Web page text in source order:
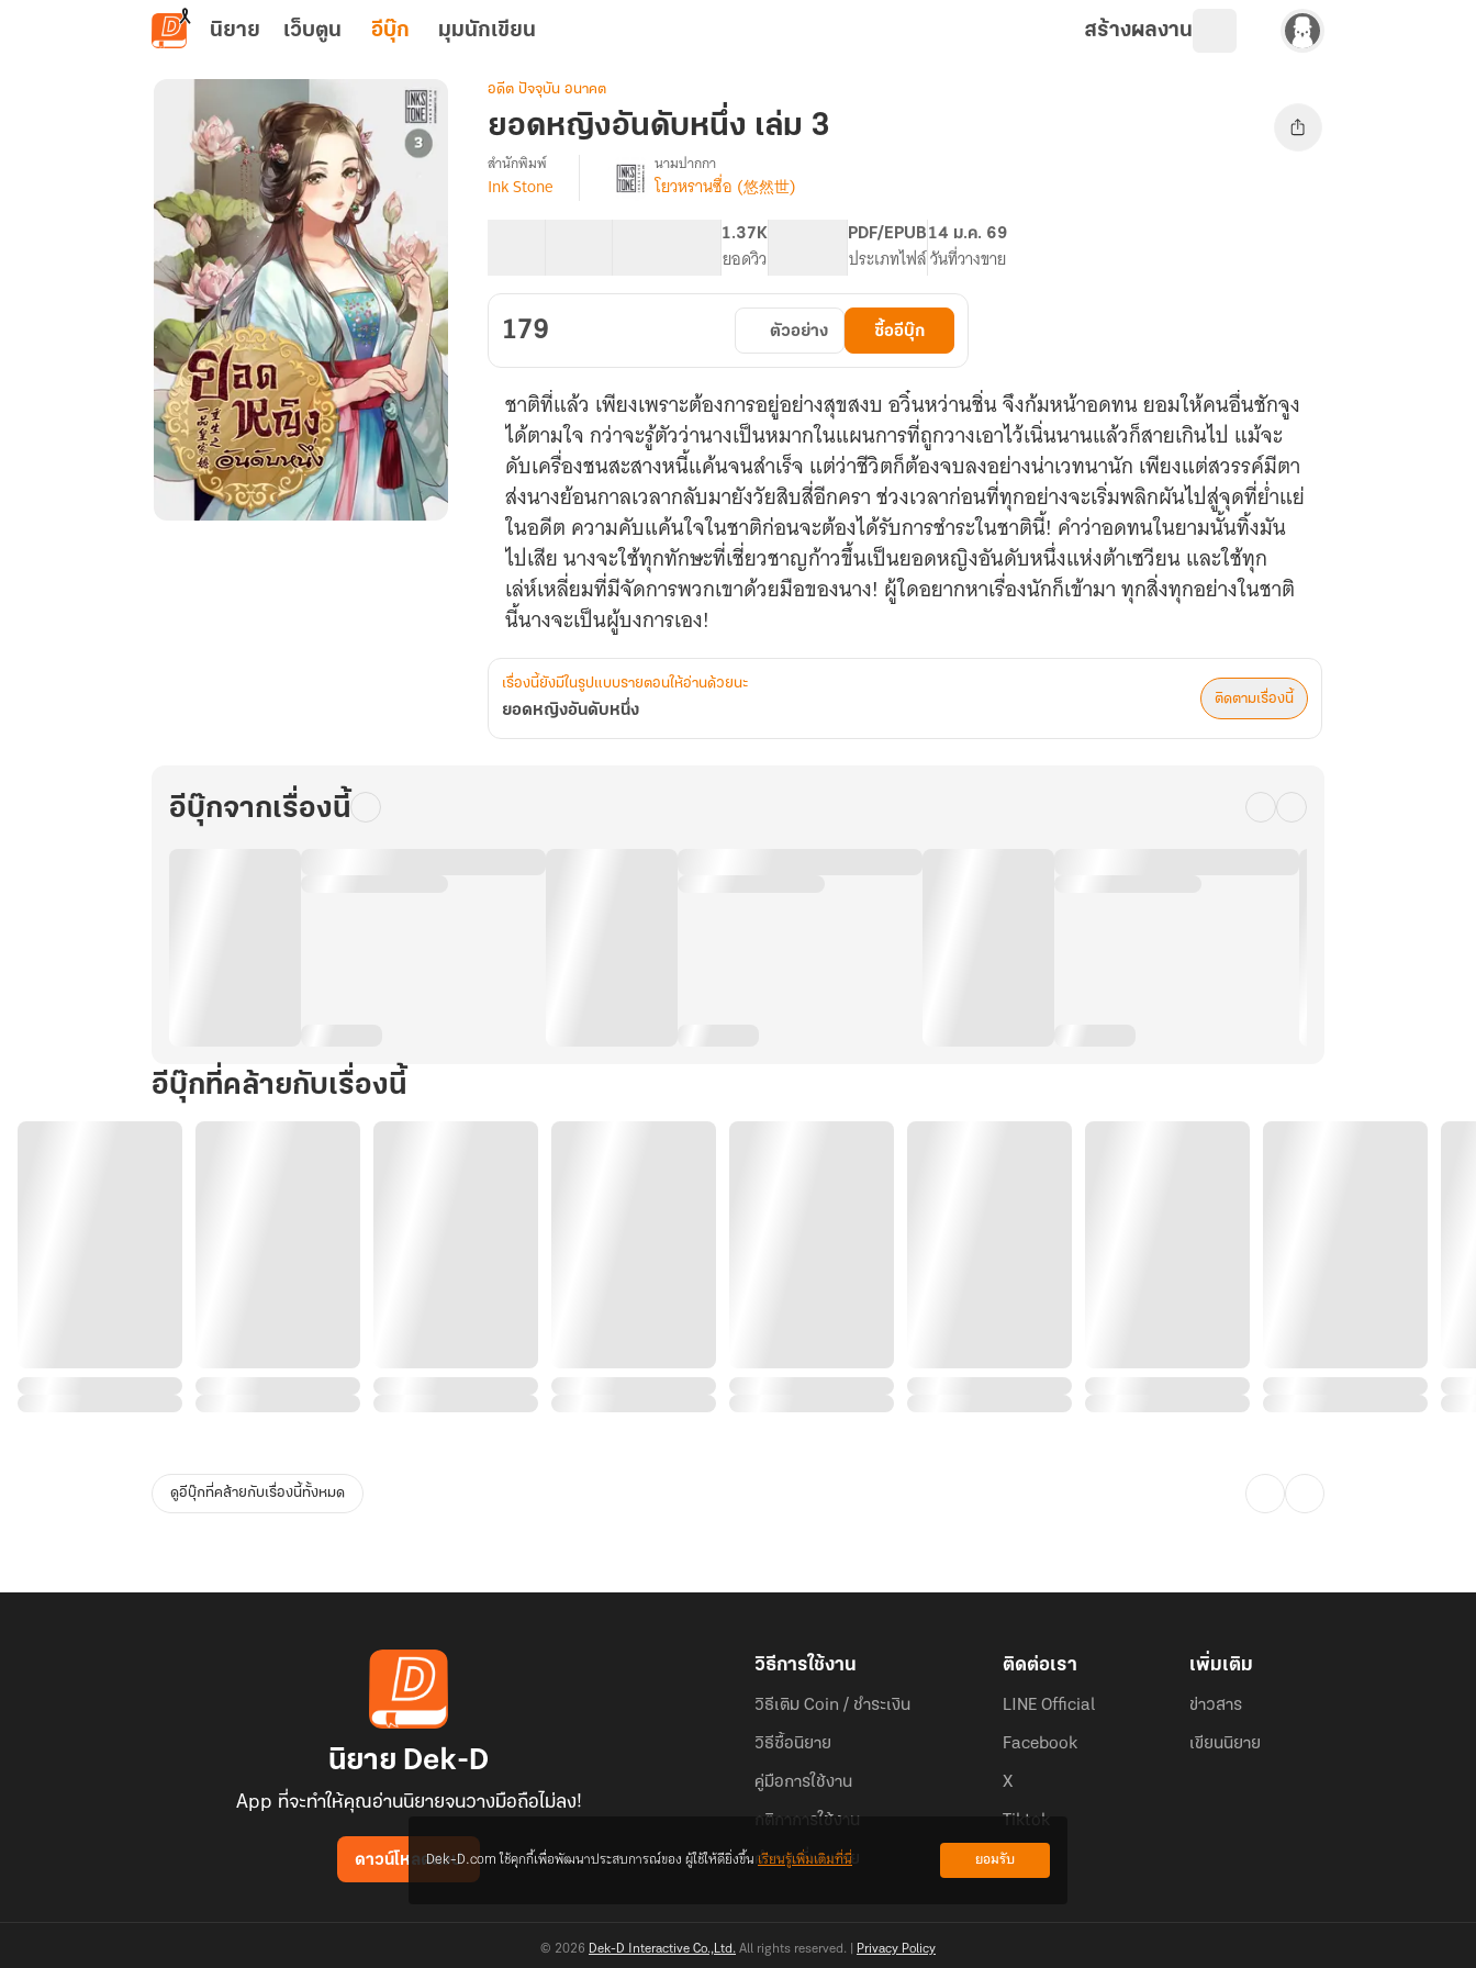
ข้ามไปยังเนื้อหาหลัก
นิยาย เว็บตูน อีบุ๊ก มุมนักเขียน สร้างผลงาน
อดีต ปัจจุบัน อนาคต
ยอดหญิงอันดับหนึ่ง เล่ม 3
เรื่อง
สำนักพิมพ์
Ink Stone
นามปากกา
โยวหรานซื่อ (悠然世)
1.37K
ยอดวิว
PDF/EPUB
ประเภทไฟล์
14 ม.ค. 69
วันที่วางขาย
179 ตัวอย่าง ซื้ออีบุ๊ก
ชาติที่แล้ว เพียงเพราะต้องการอยู่อย่างสุขสงบ อวิ๋นหว่านชิ่น จึงก้มหน้าอดทน ยอมให้คนอื่นชักจูง
ได้ตามใจ กว่าจะรู้ตัวว่านางเป็นหมากในแผนการที่ถูกวางเอาไว้เนิ่นนานแล้วก็สายเกินไป แม้จะ
ดับเครื่องชนสะสางหนี้แค้นจนสำเร็จ แต่ว่าชีวิตก็ต้องจบลงอย่างน่าเวทนานัก เพียงแต่สวรรค์มีตา
ส่งนางย้อนกาลเวลากลับมายังวัยสิบสี่อีกครา ช่วงเวลาก่อนที่ทุกอย่างจะเริ่มพลิกผันไปสู่จุดที่ย่ำแย่
ในอดีต ความคับแค้นใจในชาติก่อนจะต้องได้รับการชำระในชาตินี้! คำว่าอดทนในยามนั้นทิ้งมัน
ไปเสีย นางจะใช้ทุกทักษะที่เชี่ยวชาญก้าวขึ้นเป็นยอดหญิงอันดับหนึ่งแห่งต้าเซวียน และใช้ทุก
เล่ห์เหลี่ยมที่มีจัดการพวกเขาด้วยมือของนาง! ผู้ใดอยากหาเรื่องนักก็เข้ามา ทุกสิ่งทุกอย่างในชาติ
นี้นางจะเป็นผู้บงการเอง!
เรื่องนี้ยังมีในรูปแบบรายตอนให้อ่านด้วยนะ
ยอดหญิงอันดับหนึ่ง
ติดตามเรื่องนี้
อีบุ๊กจากเรื่องนี้
อีบุ๊กที่คล้ายกับเรื่องนี้
ดูอีบุ๊กที่คล้ายกับเรื่องนี้ทั้งหมด
นิยาย Dek-D
App ที่จะทำให้คุณอ่านนิยายจนวางมือถือไม่ลง!
ดาวน์โหลดแอป
วิธีการใช้งาน
วิธีเติม Coin / ชำระเงิน
วิธีซื้อนิยาย
คู่มือการใช้งาน
กติกาการใช้งาน
คำถามที่พบบ่อย
ติดต่อเรา
LINE Official
Facebook
X
Tiktok
เพิ่มเติม
ข่าวสาร
เขียนนิยาย
© 2026 Dek-D Interactive Co.,Ltd. All rights reserved. | Privacy Policy
Dek-D.com ใช้คุกกี้เพื่อพัฒนาประสบการณ์ของ ผู้ใช้ให้ดียิ่งขึ้นเรียนรู้เพิ่มเติมที่นี่ ยอมรับ